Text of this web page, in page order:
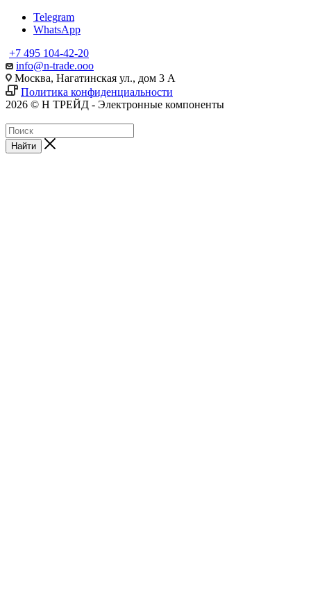
Telegram
WhatsApp
+7 495 104-42-20
info@n-trade.ooo
Москва, Нагатинская ул., дом 3 А
Политика конфиденциальности
2026 © Н ТРЕЙД - Электронные компоненты
Найти